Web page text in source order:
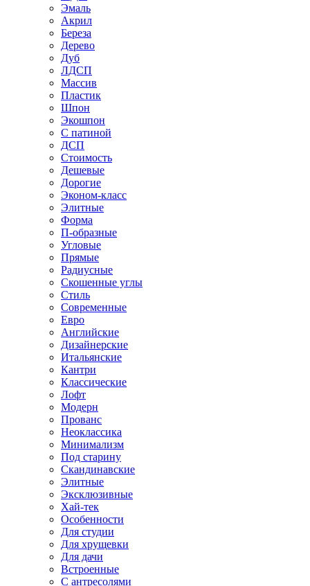
Эмаль
Акрил
Береза
Дерево
Дуб
ЛДСП
Массив
Пластик
Шпон
Экошпон
С патиной
ДСП
Стоимость
Дешевые
Дорогие
Эконом-класс
Элитные
Форма
П-образные
Угловые
Прямые
Радиусные
Скошенные углы
Стиль
Современные
Евро
Английские
Дизайнерские
Итальянские
Кантри
Классические
Лофт
Модерн
Прованс
Неоклассика
Минимализм
Под старину
Скандинавские
Элитные
Эксклюзивные
Хай-тек
Особенности
Для студии
Для хрущевки
Для дачи
Встроенные
С антресолями